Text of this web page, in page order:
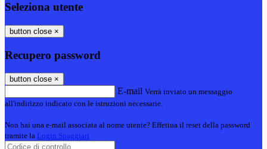
Seleziona utente
button close ×
Recupero password
button close ×
E-mail Verrà inviato un messaggio
all'indirizzo indicato con le istruzioni necessarie.
Non hai una e-mail associata al nome utente? Effettua il reset della password
tramite la Login Spaggiari